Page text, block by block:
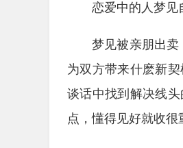
恋爱中的人梦见
梦见被亲朋出
为双方带来什麽新
谈话中找到解决线
点，懂得见好就收很